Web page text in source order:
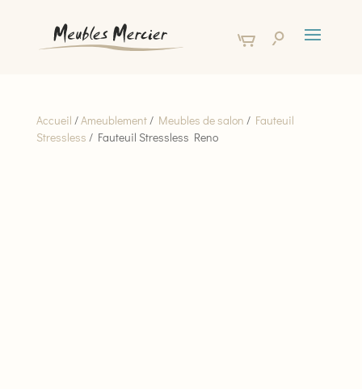
Accueil /Ameublement/ Meubles de salon / Fauteuil
Stressless / Fauteuil Stressless Reno